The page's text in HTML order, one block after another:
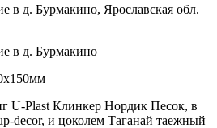
в д. Бурмакино, Ярославская обл.
в д. Бурмакино
U-Plast Клинкер Нордик Песок, в
decor, и цоколем Таганай таежный